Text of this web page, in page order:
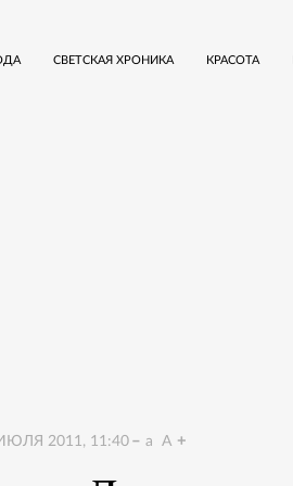
СВЕТСКАЯ ХРОНИКА КРАСОТА
2011, 11:40 a A